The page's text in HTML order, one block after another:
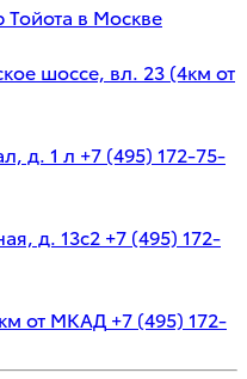
в Москве
шоссе, вл. 23 (4км от
д. 1 л +7 (495) 172-75-
д. 13с2 +7 (495) 172-
от МКАД +7 (495) 172-